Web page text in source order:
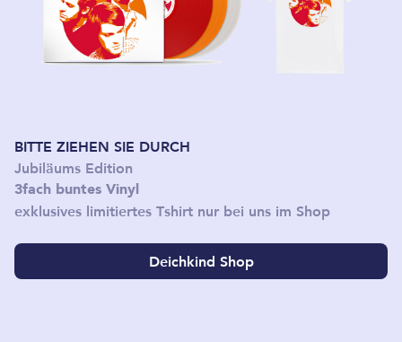
BITTE ZIEHEN SIE DURCH
Jubiläums Edition
3fach buntes Vinyl
exklusives limitiertes Tshirt nur bei uns im Shop
Deichkind Shop